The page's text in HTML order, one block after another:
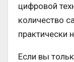
цифровой
количество
практически
Если вы